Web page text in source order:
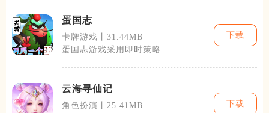
蛋国志
卡牌游戏丨31.44MB
蛋国志游戏采用即时策略和
下载
云海寻仙记
角色扮演丨25.41MB
下载